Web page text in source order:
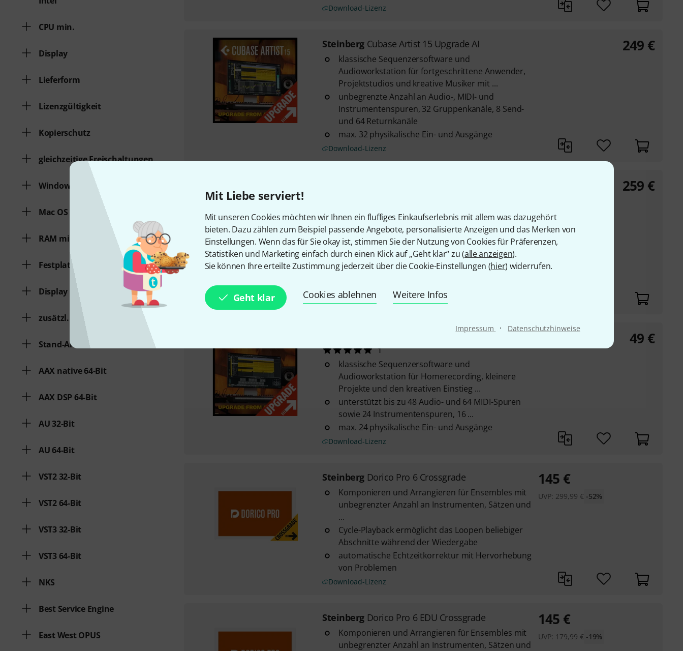
Mit Liebe serviert!
Mit unseren Cookies möchten wir Ihnen ein fluffiges Einkaufserlebnis mit allem was dazugehört
bieten. Dazu zählen zum Beispiel passende Angebote, personalisierte Anzeigen und das Merken von
Einstellungen. Wenn das für Sie okay ist, stimmen Sie der Nutzung von Cookies für Präferenzen,
Statistiken und Marketing einfach durch einen Klick auf „Geht klar“ zu (alle anzeigen).
Sie können Ihre erteilte Zustimmung jederzeit über die Cookie-Einstellungen (hier) widerrufen.
Geht klar Cookies ablehnen Weitere Infos
Impressum · Datenschutzhinweise
CPU min.
Display
Lieferform
Lizenzgültigkeit
Kopierschutz
gleichzeitige Freischaltungen
Windows
Mac OS (64 Bit)
RAM min.
Festplattenspeicher min.
Display
zusätzl. Systemvoraussetzungen
Stand-Alone-Software
AAX native 64-Bit
AAX DSP 64-Bit
AU 32-Bit
AU 64-Bit
VST2 32-Bit
VST2 64-Bit
VST3 32-Bit
VST3 64-Bit
NKS
Best Service Engine
East West OPUS
Download-Lizenz
Steinberg Cubase Artist 15 Upgrade AI
klassische Sequenzersoftware und
Audioworkstation für fortgeschrittene Anwender,
Projektstudios und kreative Musiker mit ...
unbegrenzte Anzahl an Audio-, MIDI- und
Instrumentenspuren, 32 Gruppenkanäle, 8 Send-
und 64 Returnkanäle
max. 32 physikalische Ein- und Ausgänge
Download-Lizenz
249 €
klassische Sequenzersoftware und
Audioworkstation für fortgeschrittene Anwender,
Projektstudios und kreative Musiker mit ...
unbegrenzte Anzahl an Audio-, MIDI- und
Instrumentenspuren, 32 Gruppenkanäle, 8 Send-
und 64 Returnkanäle
Download-Lizenz
259 €
Cubase Elements 15 Upgrade AI
1
klassische Sequenzersoftware und
Audioworkstation für Homerecording, kleinere
Projekte und den kreativen Einstieg ...
unterstützt bis zu 48 Audio- und 64 MIDI-Spuren
sowie 24 Instrumentenspuren, 16 ...
max. 24 physikalische Ein- und Ausgänge
Download-Lizenz
49 €
Steinberg Dorico Pro 6 Crossgrade
Komponieren und Arrangieren für Ensembles mit
unbegrenzter Anzahl an Instrumenten, Sätzen und
...
Cycle-Playback ermöglicht das Loopen beliebiger
Abschnitte während der Wiedergabe
automatische Echtzeitkorrektur mit Hervorhebung
von Problemen
Download-Lizenz
145 €
UVP: 299,99 € -52%
Steinberg Dorico Pro 6 EDU Crossgrade
Komponieren und Arrangieren für Ensembles mit
unbegrenzter Anzahl an Instrumenten, Sätzen und
145 €
UVP: 179,99 € -19%